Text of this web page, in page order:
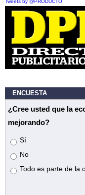
Tweets by @PRODUCTO
ENCUESTA
¿Cree usted que la
mejorando?
Opciones
Sí
No
Todo es parte de la